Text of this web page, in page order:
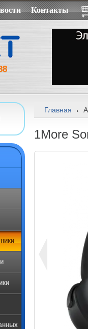
Контакты
Главная
1More